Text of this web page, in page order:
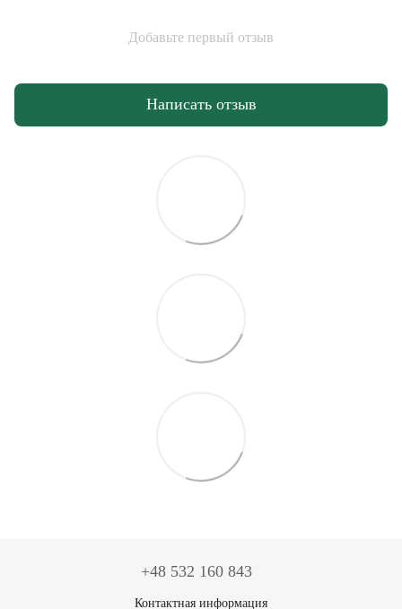
Добавьте первый отзыв
Написать отзыв
+48 532 160 843
Контактная информация